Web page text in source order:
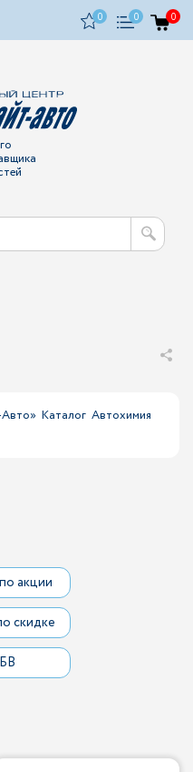
0 0 0
Каталог Автохимия
акции
скидке